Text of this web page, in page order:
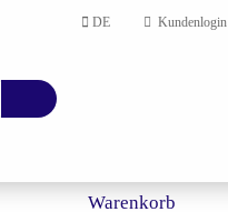
DE Kundenlogin
Warenkorb